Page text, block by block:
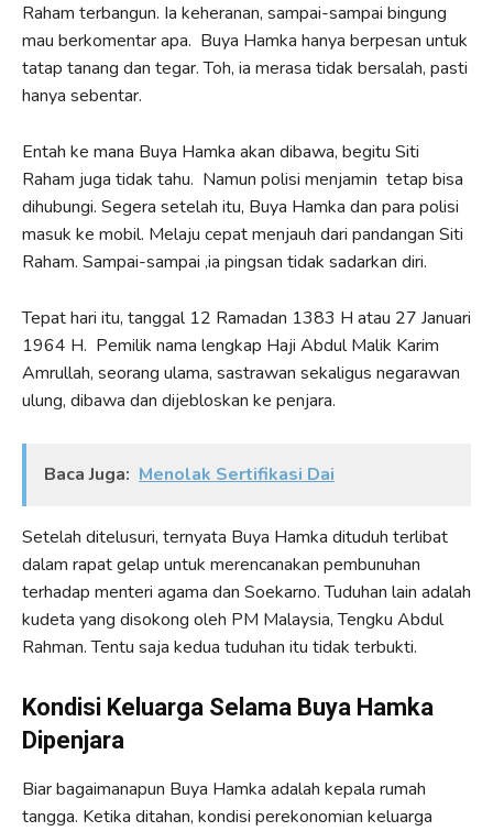
Raham terbangun. Ia keheranan, sampai-sampai bingung
mau berkomentar apa. Buya Hamka hanya berpesan untuk
tatap tanang dan tegar. Toh, ia merasa tidak bersalah, pasti
hanya sebentar.
Entah ke mana Buya Hamka akan dibawa, begitu Siti
Raham juga tidak tahu. Namun polisi menjamin tetap bisa
dihubungi. Segera setelah itu, Buya Hamka dan para polisi
masuk ke mobil. Melaju cepat menjauh dari pandangan Siti
Raham. Sampai-sampai ,ia pingsan tidak sadarkan diri.
Tepat hari itu, tanggal 12 Ramadan 1383 H atau 27 Januari
1964 H. Pemilik nama lengkap Haji Abdul Malik Karim
Amrullah, seorang ulama, sastrawan sekaligus negarawan
ulung, dibawa dan dijebloskan ke penjara.
Baca Juga: Menolak Sertifikasi Dai
Setelah ditelusuri, ternyata Buya Hamka dituduh terlibat
dalam rapat gelap untuk merencanakan pembunuhan
terhadap menteri agama dan Soekarno. Tuduhan lain adalah
kudeta yang disokong oleh PM Malaysia, Tengku Abdul
Rahman. Tentu saja kedua tuduhan itu tidak terbukti.
Kondisi Keluarga Selama Buya Hamka
Dipenjara
Biar bagaimanapun Buya Hamka adalah kepala rumah
tangga. Ketika ditahan, kondisi perekonomian keluarga